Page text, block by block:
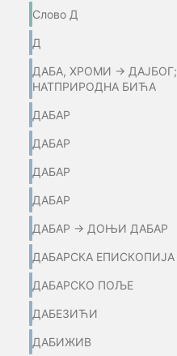
Слово Д
Д
ДАБА, ХРОМИ → ДАЈБОГ;
НАТПРИРОДНА БИЋА
ДАБАР
ДАБАР
ДАБАР
ДАБАР
ДАБАР → ДОЊИ ДАБАР
ДАБАРСКА ЕПИСКОПИЈА
ДАБАРСКО ПОЉЕ
ДАБЕЗИЋИ
ДАБИЖИВ